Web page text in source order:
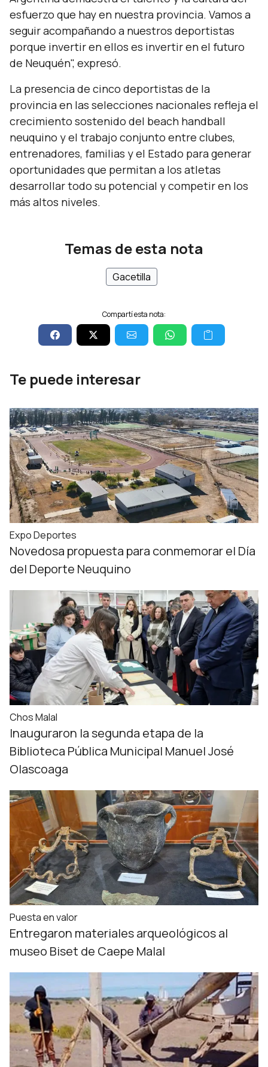
esfuerzo que hay en nuestra provincia. Vamos a
seguir acompañando a nuestros deportistas
porque invertir en ellos es invertir en el futuro
de Neuquén", expresó.
La presencia de cinco deportistas de la
provincia en las selecciones nacionales refleja el
crecimiento sostenido del beach handball
neuquino y el trabajo conjunto entre clubes,
entrenadores, familias y el Estado para generar
oportunidades que permitan a los atletas
desarrollar todo su potencial y competir en los
más altos niveles.
Temas de esta nota
Gacetilla
Compartí esta nota:
Te puede interesar
Expo Deportes
Novedosa propuesta para conmemorar el Día
del Deporte Neuquino
Chos Malal
Inauguraron la segunda etapa de la
Biblioteca Pública Municipal Manuel José
Olascoaga
Puesta en valor
Entregaron materiales arqueológicos al
museo Biset de Caepe Malal